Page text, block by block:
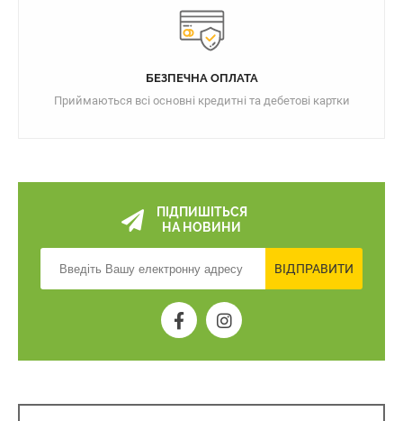
БЕЗПЕЧНА ОПЛАТА
Приймаються всі основні кредитні та дебетові картки
ПІДПИШІТЬСЯ
НА НОВИНИ
ВІДПРАВИТИ